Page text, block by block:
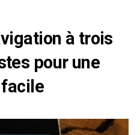
à trois
pour une